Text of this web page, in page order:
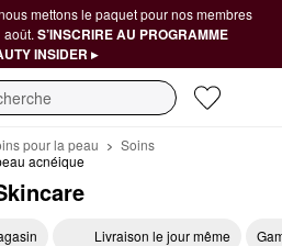
mettons le paquet pour nos membres
S’INSCRIRE AU PROGRAMME
INSIDER ▸
pour la peau
Soins
acnéique
Livraison le jour même